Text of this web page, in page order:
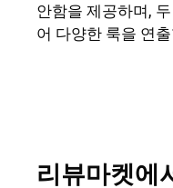
안함을 제공하며,
어 다양한 룩을 연
리뷰마켓에